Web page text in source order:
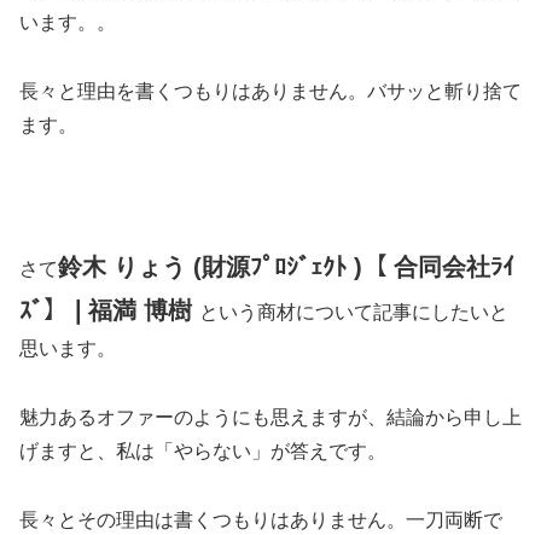
います。。
長々と理由を書くつもりはありません。バサッと斬り捨て
ます。
さて鈴木 りょう (財源ﾌﾟﾛｼﾞｪｸﾄ )【 合同会社ﾗｲ
ｽﾞ】❘福満 博樹 という商材について記事にしたいと
思います。
魅力あるオファーのようにも思えますが、結論から申し上
げますと、私は「やらない」が答えです。
長々とその理由は書くつもりはありません。一刀両断で